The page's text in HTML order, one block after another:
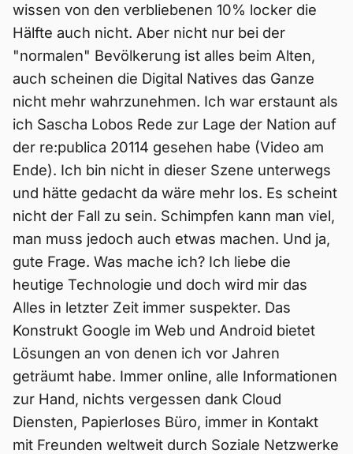
wissen von den verbliebenen 10% locker die
Hälfte auch nicht. Aber nicht nur bei der
"normalen" Bevölkerung ist alles beim Alten,
auch scheinen die Digital Natives das Ganze
nicht mehr wahrzunehmen. Ich war erstaunt als
ich Sascha Lobos Rede zur Lage der Nation auf
der re:publica 20114 gesehen habe (Video am
Ende). Ich bin nicht in dieser Szene unterwegs
und hätte gedacht da wäre mehr los. Es scheint
nicht der Fall zu sein. Schimpfen kann man viel,
man muss jedoch auch etwas machen. Und ja,
gute Frage. Was mache ich? Ich liebe die
heutige Technologie und doch wird mir das
Alles in letzter Zeit immer suspekter. Das
Konstrukt Google im Web und Android bietet
Lösungen an von denen ich vor Jahren
geträumt habe. Immer online, alle Informationen
zur Hand, nichts vergessen dank Cloud
Diensten, Papierloses Büro, immer in Kontakt
mit Freunden weltweit durch Soziale Netzwerke